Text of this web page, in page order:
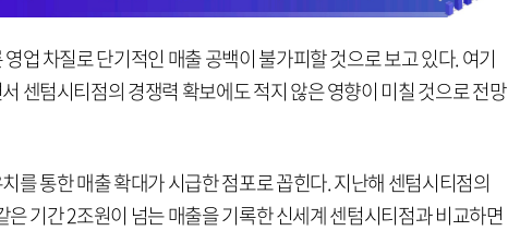
업 차질로 단기적인 매출 공백이 불가피할 것으로 보고 있다. 여기
센텀시티점의 경쟁력 확보에도 적지 않은 영향이 미칠 것으로 전망
를 통한 매출 확대가 시급한 점포로 꼽힌다. 지난해 센텀시티점의
은 기간 2조원이 넘는 매출을 기록한 신세계 센텀시티점과 비교하면